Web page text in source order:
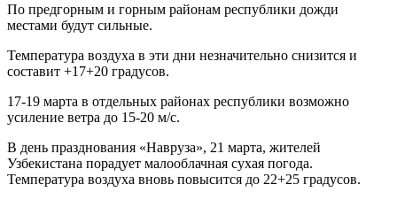
По предгорным и горным районам республики дожди
местами будут сильные.
Температура воздуха в эти дни незначительно снизится и
составит +17+20 градусов.
17-19 марта в отдельных районах республики возможно
усиление ветра до 15-20 м/с.
В день празднования «Навруза», 21 марта, жителей
Узбекистана порадует малооблачная сухая погода.
Температура воздуха вновь повысится до 22+25 градусов.